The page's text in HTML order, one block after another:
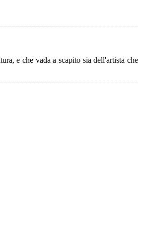
e che vada a scapito sia dell'artista che